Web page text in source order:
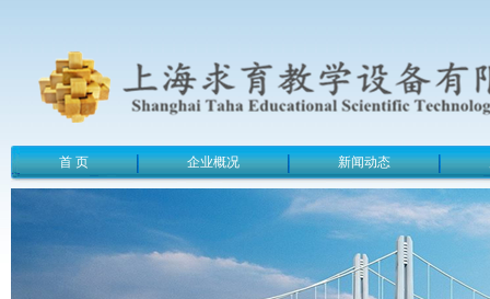
首 页 企业概况 新闻动态